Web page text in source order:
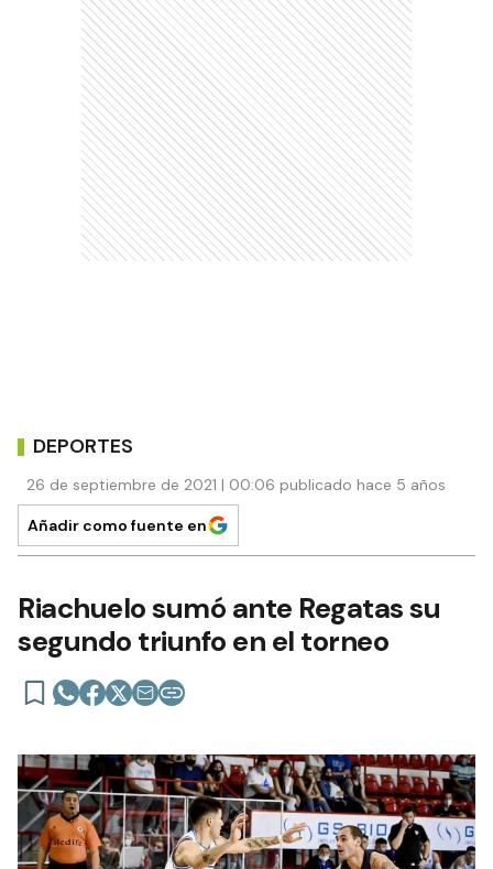
DEPORTES
26 de septiembre de 2021 | 00:06 publicado hace 5 años
Añadir como fuente en
Riachuelo sumó ante Regatas su
segundo triunfo en el torneo